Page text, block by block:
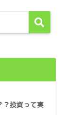
？投資って実